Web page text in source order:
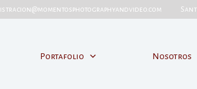
Portafolio Nosotros